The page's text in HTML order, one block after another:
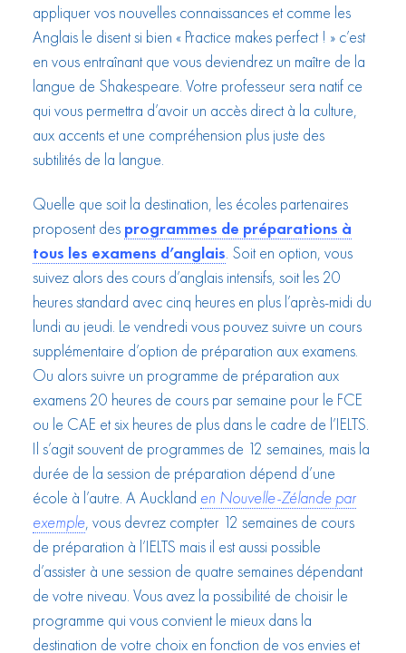
appliquer vos nouvelles connaissances et comme les
Anglais le disent si bien « Practice makes perfect ! » c’est
en vous entraînant que vous deviendrez un maître de la
langue de Shakespeare. Votre professeur sera natif ce
qui vous permettra d’avoir un accès direct à la culture,
aux accents et une compréhension plus juste des
subtilités de la langue.
Quelle que soit la destination, les écoles partenaires
proposent des programmes de préparations à
tous les examens d’anglais. Soit en option, vous
suivez alors des cours d’anglais intensifs, soit les 20
heures standard avec cinq heures en plus l’après-midi du
lundi au jeudi. Le vendredi vous pouvez suivre un cours
supplémentaire d’option de préparation aux examens.
Ou alors suivre un programme de préparation aux
examens 20 heures de cours par semaine pour le FCE
ou le CAE et six heures de plus dans le cadre de l’IELTS.
Il s’agit souvent de programmes de 12 semaines, mais la
durée de la session de préparation dépend d’une
école à l’autre. A Auckland en Nouvelle-Zélande par
exemple, vous devrez compter 12 semaines de cours
de préparation à l’IELTS mais il est aussi possible
d’assister à une session de quatre semaines dépendant
de votre niveau. Vous avez la possibilité de choisir le
programme qui vous convient le mieux dans la
destination de votre choix en fonction de vos envies et